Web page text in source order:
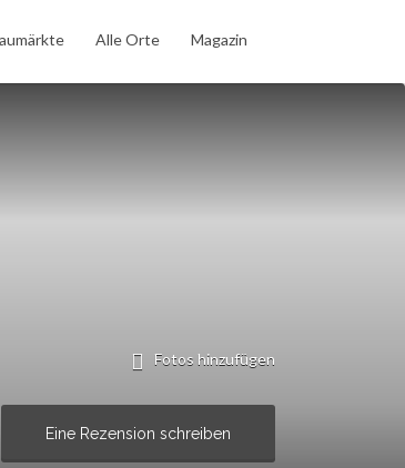
Alle Orte Magazin
Fotos hinzufügen
Eine Rezension schreiben